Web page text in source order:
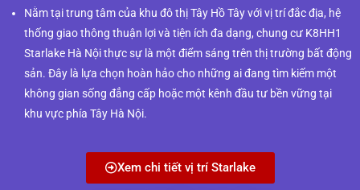
Nằm tại trung tâm của khu đô thị Tây Hồ Tây với vị trí đắc địa, hệ
thống giao thông thuận lợi và tiện ích đa dạng, chung cư K8HH1
Starlake Hà Nội thực sự là một điểm sáng trên thị trường bất động
sản. Đây là lựa chọn hoàn hảo cho những ai đang tìm kiếm một
không gian sống đẳng cấp hoặc một kênh đầu tư bền vững tại
khu vực phía Tây Hà Nội.
Xem chi tiết vị trí Starlake